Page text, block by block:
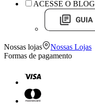
ACESSE O BLOG
Nossas lojas
Nossas Lojas
Formas de pagamento